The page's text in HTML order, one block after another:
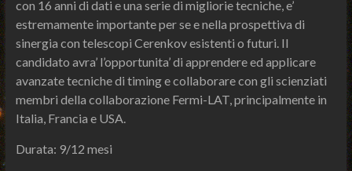
con 16 anni di dati e una serie di migliorie tecniche, e’
estremamente importante per se e nella prospettiva di
sinergia con telescopi Cerenkov esistenti o futuri. Il
candidato avra’ l’opportunita’ di apprendere ed applicare
avanzate tecniche di timing e collaborare con gli scienziati
membri della collaborazione Fermi-LAT, principalmente in
Italia, Francia e USA.
Durata: 9/12 mesi